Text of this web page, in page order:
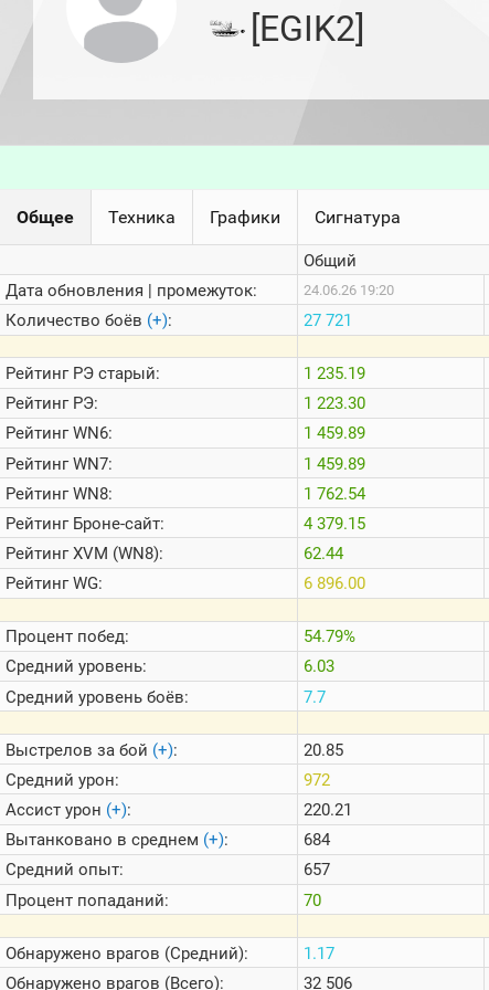
последние
1000
стримеров
Информация
Онлайн
Цветовая
шкала
Теlegram
ВК
Портал
Мира
[EGIK2]
Общее Техника Графики Сигнатура
Дата обновления | промежуток:
Количество боёв (+):
РейтингРЭ старый:
РейтингРЭ:
РейтингWN6:
РейтингWN7:
РейтингWN8:
РейтингБроне-сайт:
РейтингXVM (WN8):
РейтингWG:
Процент побед:
Средний уровень:
Средний уровень боёв:
Выстрелов за бой (+):
Средний урон:
Ассист урон (+):
Вытанковано в среднем (+):
Средний опыт:
Процент попаданий:
Обнаружено врагов (Средний):
Обнаружено врагов (Всего):
Общий
24.06.26 19:20
27 721
1 235.19
1 223.30
1 459.89
1 459.89
1 762.54
4 379.15
62.44
6 896.00
54.79%
6.03
7.7
20.85
972
220.21
684
657
70
1.17
32 506